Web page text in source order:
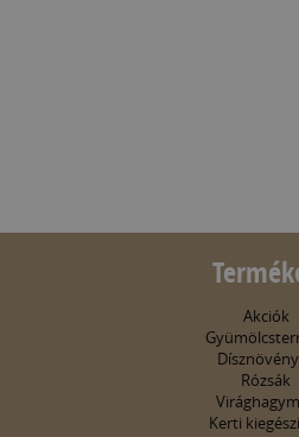
Akciók
Rózsák
Kerti